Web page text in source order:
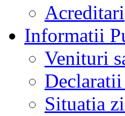
Acreditari
Informatii
Venituri
Declaratii
Situatia